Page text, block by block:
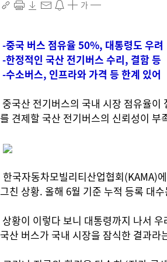
가
-중국 버스 점유율 50%, 대통령도 우려
-한정적인 국산 전기버스 수리, 결함 등
-수소버스, 인프라와 가격 등 한계 있어
중국산 전기버스의 국내 시장 점유율이
를 견제할 국산 전기버스의 신뢰성이 부
한국자동차모빌리티산업협회(KAMA)
그친 상황. 올해 6월 기준 누적 등록 대
상황이 이렇다 보니 대통령까지 나서
국산 버스가 국내 시장을 잠식한 결과라